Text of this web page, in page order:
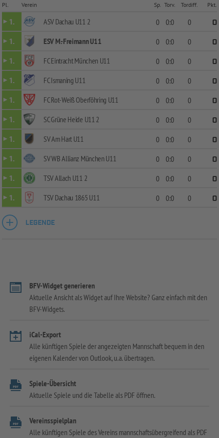
Pl. Verein Sp. Torv. Tordiff. Pkt.
1. ASV Dachau U11 2 0 0:0 0
0
1.
ESV M.-Freimann U11 0 0:0 0
0
1.
FC Eintracht München U11 0 0:0 0
0
1.
FC Ismaning U11 0 0:0 0
0
1.
FC Rot-Weiß Oberföhring U11 0 0:0 0
0
1.
SC Grüne Heide U11 2 0 0:0 0
0
1.
SV Am Hart U11 0 0:0 0
0
1.
SV WB Allianz München U11 0 0:0 0
0
1.
TSV Allach U11 2 0 0:0 0
0
1.
TSV Dachau 1865 U11 0 0:0 0 0
LEGENDE
BFV-Widget generieren
Aktuelle Ansicht als Widget auf Ihre Website? Ganz einfach mit den
BFV-Widgets.
iCal-Export
Alle künftigen Spiele der angezeigten Mannschaft bequem in den
eigenen Kalender von Outlook, u.a. übertragen.
Spiele-Übersicht
Aktuelle Spiele und die Tabelle als PDF öffnen.
Vereinsspielplan
Alle künftigen Spiele des Vereins mannschaftsübergreifend als PDF